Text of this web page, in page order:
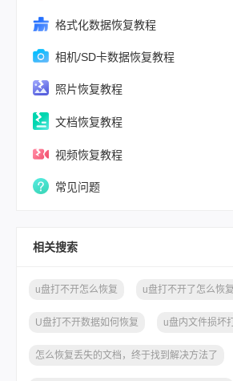
格式化数据恢复教程
相机/SD卡数据恢复教程
照片恢复教程
文档恢复教程
视频恢复教程
常见问题
相关搜索
u盘打不开怎么恢复 u盘打不开了怎么恢复
U盘打不开数据如何恢复 u盘内文件损坏
怎么恢复丢失的文档，终于找到解决方法了